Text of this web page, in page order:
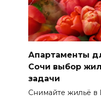
Апартаменты
Сочи выбор
задачи
Снимайте жильё